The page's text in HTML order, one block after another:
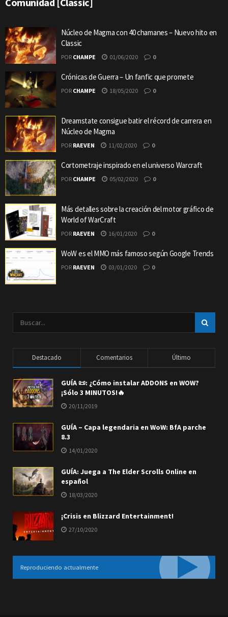
Núcleo de Magma con 40 chamanes – Nuevo hito en
Classic
POR CHAMPE 01/06/2020 0
Crónicas de Guerra – Un fanfic que promete
POR CHAMPE 18/05/2020 0
Dreamstate consigue batir el récord de carrera en
Núcleo de Magma
POR RAEVEN 11/02/2020 0
Cortometraje inspirado en el universo Warcraft
POR CHAMPE 05/02/2020 0
Más detalles sobre la creación del motor gráfico de
World of WarCraft
POR RAEVEN 16/01/2020 0
WoW es el MMO más famoso según Google Trends
POR RAEVEN 03/01/2020 0
Destacado Comentarios Último
GUÍA 📜: ¿Cómo instalar ADDONS en WOW?
¡Sólo 3 MINUTOS!🔥
20/11/2019
GUÍA – Capa legendaria en WoW: BfA parche
8.3
14/01/2020
GUÍA: Juega a The Elder Scrolls Online en
español
18/03/2020
¡Crisis en Blizzard Entertainment!
27/10/2020
Reproduciendo actualmente